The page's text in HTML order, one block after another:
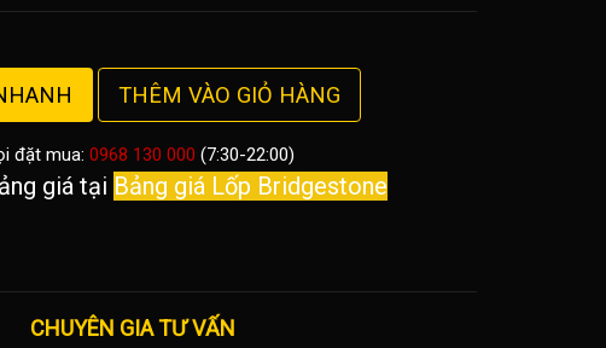
THÊM VÀO GIỎ HÀNG
đặt mua: 0968 130 000 (7:30-22:00)
giá tại Bảng giá Lốp Bridgestone
CHUYÊN GIA TƯ VẤN